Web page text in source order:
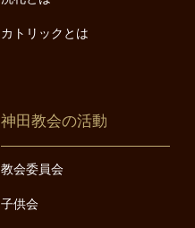
カトリックとは
神田教会の活動
教会委員会
子供会